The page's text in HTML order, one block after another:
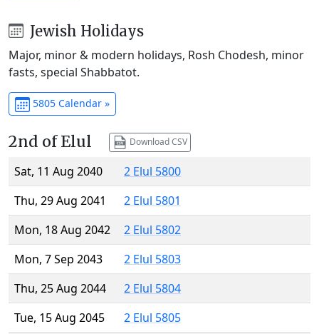
Jewish Holidays
Major, minor & modern holidays, Rosh Chodesh, minor
fasts, special Shabbatot.
5805 Calendar »
2nd of Elul Download CSV
Sat, 11 Aug 2040
2 Elul 5800
Thu, 29 Aug 2041
2 Elul 5801
Mon, 18 Aug 2042
2 Elul 5802
Mon, 7 Sep 2043
2 Elul 5803
Thu, 25 Aug 2044
2 Elul 5804
Tue, 15 Aug 2045
2 Elul 5805